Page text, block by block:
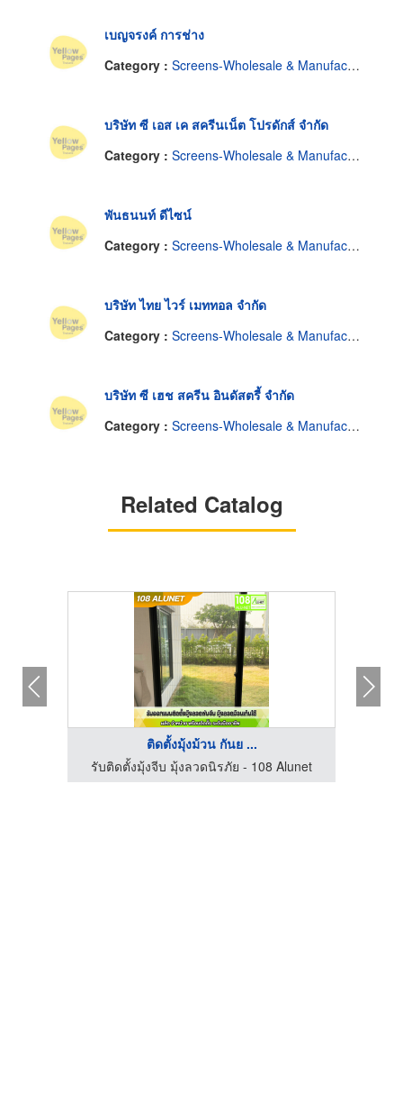
เบญจรงค์ การช่าง
Category : Screens-Wholesale & Manufacturers
บริษัท ซี เอส เค สครีนเน็ต โปรดักส์ จำกัด
Category : Screens-Wholesale & Manufacturers
พันธนนท์ ดีไซน์
Category : Screens-Wholesale & Manufacturers
บริษัท ไทย ไวร์ เมททอล จำกัด
Category : Screens-Wholesale & Manufacturers
บริษัท ซี เฮช สครีน อินดัสตรี้ จำกัด
Category : Screens-Wholesale & Manufacturers
Related Catalog
ติดตั้งมุ้งม้วน กันย ...
รับติดตั้งมุ้งจีบ มุ้งลวดนิรภัย - 108 Alunet